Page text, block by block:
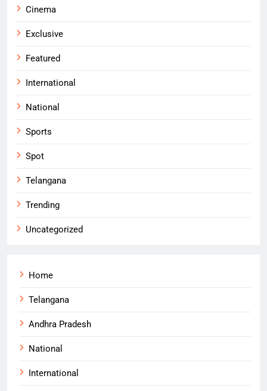
Cinema
Exclusive
Featured
International
National
Sports
Spot
Telangana
Trending
Uncategorized
Home
Telangana
Andhra Pradesh
National
International